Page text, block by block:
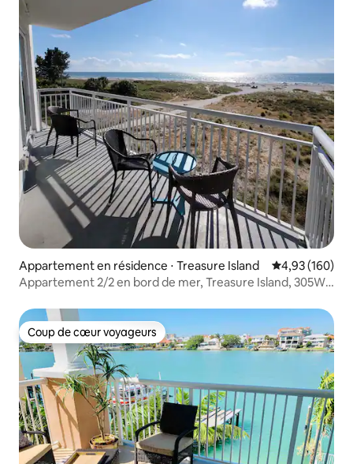
Appartement en résidence ⋅ Treasure Island Évaluation
4,93 (160)
Appartement 2/2 en bord de mer, Treasure Island, 305W
Coup de cœur voyageurs
Coup de cœur voyageurs